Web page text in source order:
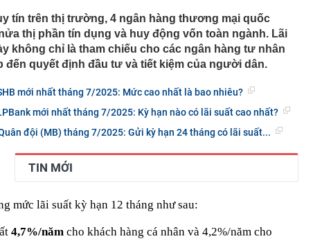
tín trên thị trường, 4 ngân hàng thương mại quốc
thị phần tín dụng và huy động vốn toàn ngành. Lãi
không chỉ là tham chiếu cho các ngân hàng tư nhân
quyết định đầu tư và tiết kiệm của người dân.
mới nhất tháng 7/2025: Mức cao nhất là bao nhiêu?
mới nhất tháng 7/2025: Kỳ hạn nào có lãi suất cao nhất?
đội (MB) tháng 7/2025: Gửi kỳ hạn 24 tháng có lãi suất...
TIN MỚI
mức lãi suất kỳ hạn 12 tháng như sau:
4,7%/năm cho khách hàng cá nhân và 4,2%/năm cho